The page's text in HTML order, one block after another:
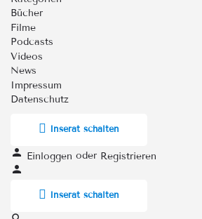
Bücher
Filme
Podcasts
Videos
News
Impressum
Datenschutz
Inserat schalten
Einloggen oder Registrieren
Inserat schalten